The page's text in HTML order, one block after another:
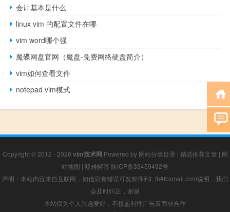
会计基本是什么
linux vim 的配置文件在哪
vim word哪个强
魔碟网盘官网（魔盘-免费网络硬盘简介）
vim如何查看文件
notepad vim模式
Copyright © 2012 - 2026 vim技术网 Powered by 网站分类目录 | 精选推荐文章 | 网
站地图 | 疑难解答 陕ICP备33459492号
声明：本站内容来自互联网，如信息有错误可发邮件到f_fb#foxmail.com说明，我们
会及时纠正，谢谢
本站仅为个人兴趣爱好，不接盈利性广告及商业合作